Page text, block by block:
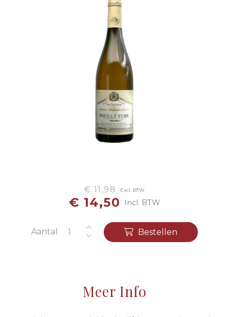
€ 11,98 Excl. BTW
€ 14,50 Incl. BTW
Aantal Bestellen
Meer Info